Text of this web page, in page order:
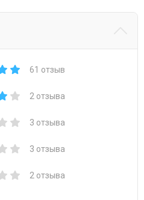
61 отзыв
2 отзыва
3 отзыва
3 отзыва
2 отзыва